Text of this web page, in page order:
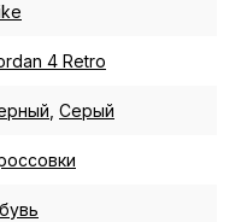
4 Retro
Серый